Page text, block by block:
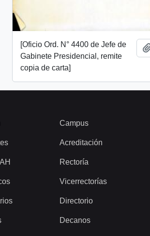
[Oficio Ord. N° 4400 de Jefe de
Gabinete Presidencial, remite
copia de carta]
Campus
Acreditación
Rectoría
Vicerrectorías
Directorio
Decanos